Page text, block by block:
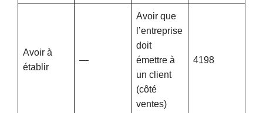
Avoir à
établir
—
Avoir que
l’entreprise
doit
émettre à
un client
(côté
ventes)
4198